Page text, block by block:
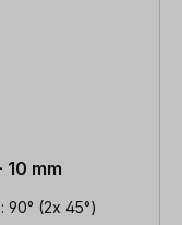
mm
90° (2x 45°)